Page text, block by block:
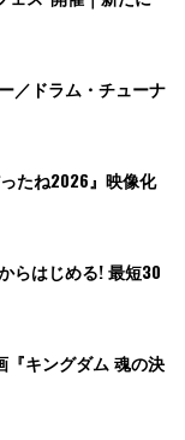
／ドラム・チューナ
たね2026』映像化
らはじめる! 最短30
『キングダム 魂の決